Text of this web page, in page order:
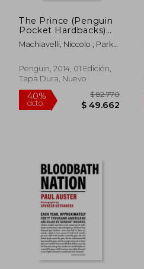
dcto. $ 50.807
The Prince (Penguin
Pocket Hardbacks)
(en Inglés)
Machiavelli, Niccolo ; Parks,
Penguin, 2014, 01 Edición,
Tapa Dura, Nuevo